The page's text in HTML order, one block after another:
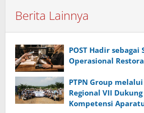
Berita Lainnya
POST Hadir sebagai
Operasional
PTPN Group melalui
Regional VII
Kompetensi